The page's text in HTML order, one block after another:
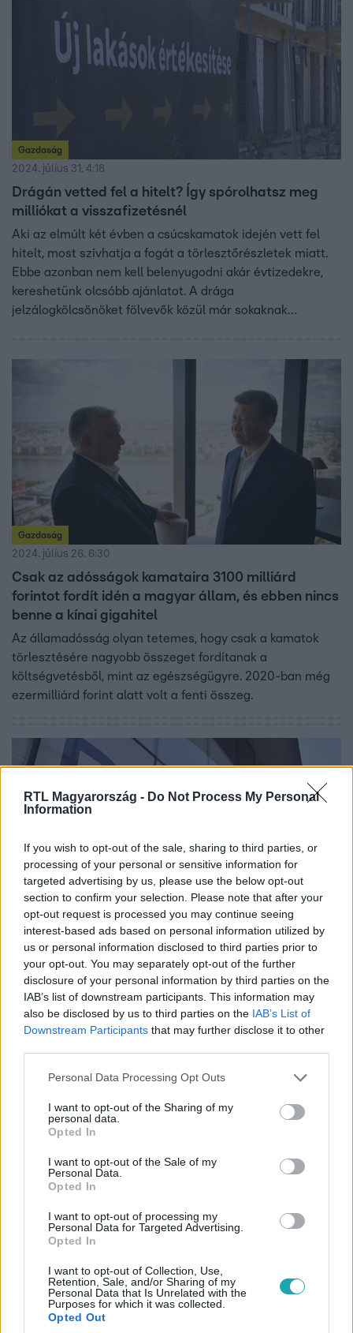
RTL Magyarország - Do Not Process My Personal
Information
If you wish to opt-out of the sale, sharing to third parties, or
processing of your personal or sensitive information for
targeted advertising by us, please use the below opt-out
section to confirm your selection. Please note that after your
opt-out request is processed you may continue seeing
interest-based ads based on personal information utilized by
us or personal information disclosed to third parties prior to
your opt-out. You may separately opt-out of the further
disclosure of your personal information by third parties on the
IAB’s list of downstream participants. This information may
also be disclosed by us to third parties on the IAB’s List of
Downstream Participants that may further disclose it to other
Please note that this website/app uses one or more Google
not limited to your visit or usage behaviour. You may click to
grant or deny consent to Google and its third-party tags to
use your data for below specified purposes in below Google
consent section.
Personal Data Processing Opt Outs
I want to opt-out of the Sharing of my
personal data.
Opted In
I want to opt-out of the Sale of my
Personal Data.
Opted In
I want to opt-out of processing my
Personal Data for Targeted Advertising.
Opted In
I want to opt-out of Collection, Use,
Retention, Sale, and/or Sharing of my
Personal Data that Is Unrelated with the
Purposes for which it was collected.
Opted Out
Gazdaság
2024. július 31. 4:18
Drágán vetted fel a hitelt? Így spórolhatsz meg
milliókat a visszafizetésnél
Aki az elmúlt két évben a csúcskamatok idején vett fel
hitelt, most szívhatja a fogát a törlesztőrészletek miatt.
Ebbe azonban nem kell belenyugodni akár évtizedekre,
kereshetünk olcsóbb ajánlatot. A drága
jelzálogkölcsönöket fölvevők közül már sokaknak
Gazdaság
2024. július 26. 6:30
Csak az adósságok kamataira 3100 milliárd
forintot fordít idén a magyar állam, és ebben nincs
benne a kínai gigahitel
Az államadósság olyan tetemes, hogy csak a kamatok
törlesztésére nagyobb összeget fordítanak a
költségvetésből, mint az egészségügyre. 2020-ban még
ezermilliárd forint alatt volt a fenti összeg.
Gazdaság
2024. június 25. 5:31
A kormány rögzítette a diákhitel kamatát
Az év végéig marad a 7,99 százalékos kamat a szabad
felhasználású diákhitelnél.
Gazdaság
2024. június 20. 13:34
Év végéig meghosszabbították a lakáshitelek
kamatstopját
Újabb 6 hónappal meghosszabbította a változó
kamatozású lakáshitelek kamatstopját a kormány. Az